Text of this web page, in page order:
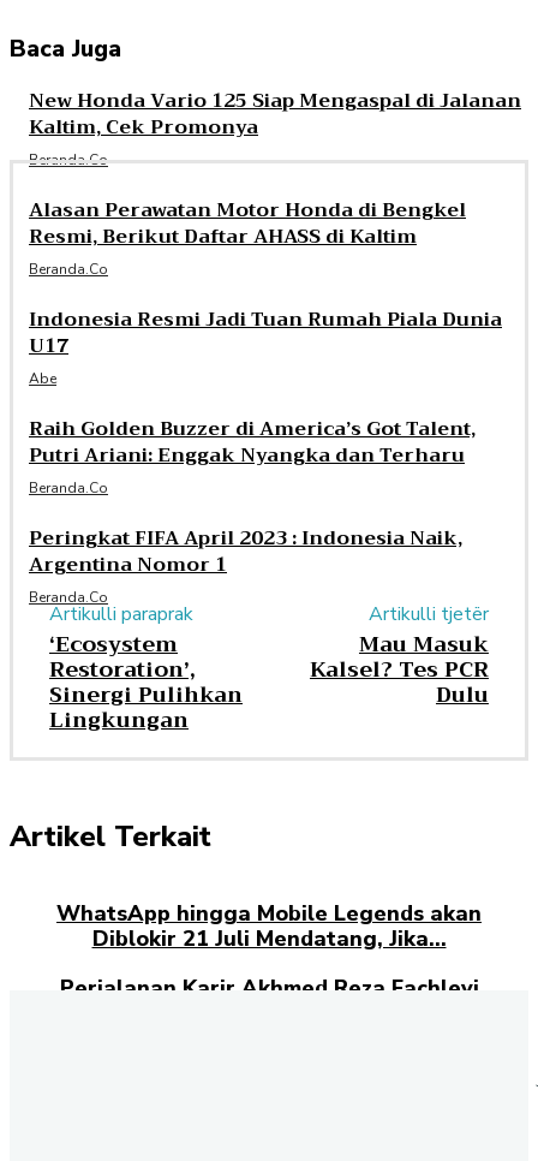
Baca Juga
New Honda Vario 125 Siap Mengaspal di Jalanan
Kaltim, Cek Promonya
Beranda.co
Alasan Perawatan Motor Honda di Bengkel
Resmi, Berikut Daftar AHASS di Kaltim
Beranda.co
Indonesia Resmi Jadi Tuan Rumah Piala Dunia
U17
Abe
Raih Golden Buzzer di America’s Got Talent,
Putri Ariani: Enggak Nyangka dan Terharu
Beranda.co
Peringkat FIFA April 2023 : Indonesia Naik,
Argentina Nomor 1
Beranda.co
Artikulli paraprak
‘Ecosystem
Restoration’,
Sinergi Pulihkan
Lingkungan
Artikulli tjetër
Mau Masuk
Kalsel? Tes PCR
Dulu
Artikel Terkait
WhatsApp hingga Mobile Legends akan
Diblokir 21 Juli Mendatang, Jika…
Perjalanan Karir Akhmed Reza Fachlevi